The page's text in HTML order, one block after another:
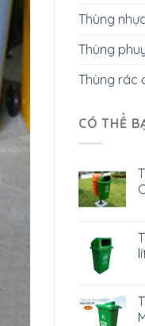
Thùng
Thùng
Thùng rác
CÓ THỂ